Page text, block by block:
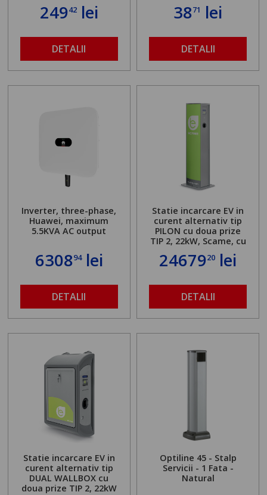
24942lei
DETALII
3871 lei
DETALII
Inverter, three-phase,
Huawei, maximum
5.5KVA AC output
630894lei
DETALII
Statie incarcare EV in
curent alternativ tip
PILON cu doua prize
TIP 2, 22kW, Scame, cu
2467920 lei
DETALII
Statie incarcare EV in
curent alternativ tip
DUAL WALLBOX cu
doua prize TIP 2, 22kW
Optiline 45 - Stalp
Servicii - 1 Fata -
Natural